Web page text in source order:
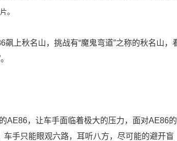
。
上秋名山，挑战有“魔鬼弯道”之称的秋名山，
AE86，让车手面临着极大的压力，面对AE86
车手只能眼观六路，耳听八方，尽可能的避开盲